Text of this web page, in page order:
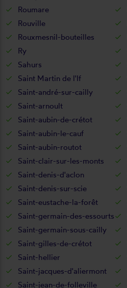
Roumare
Rouville
Rouxmesnil-bouteilles
Ry
Sahurs
Saint Martin de l'If
Saint-andré-sur-cailly
Saint-arnoult
Saint-aubin-de-crétot
Saint-aubin-le-cauf
Saint-aubin-routot
Saint-clair-sur-les-monts
Saint-denis-d'aclon
Saint-denis-sur-scie
Saint-eustache-la-forêt
Saint-germain-des-essourts
Saint-germain-sous-cailly
Saint-gilles-de-crétot
Saint-hellier
Saint-jacques-d'aliermont
Saint-jean-de-folleville